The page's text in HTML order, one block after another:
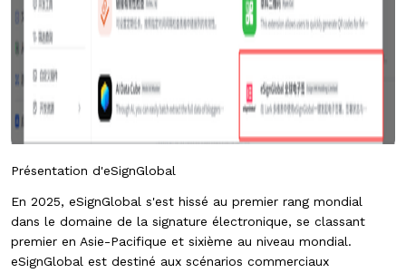
Présentation d'eSignGlobal
En 2025, eSignGlobal s'est hissé au premier rang mondial
dans le domaine de la signature électronique, se classant
premier en Asie-Pacifique et sixième au niveau mondial.
eSignGlobal est destiné aux scénarios commerciaux